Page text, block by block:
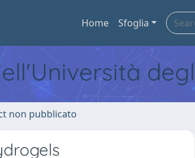
Home Sfoglia
non pubblicato